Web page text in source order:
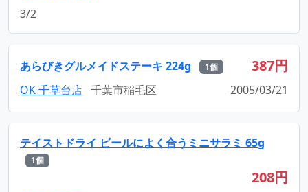
3/2
あらびきグルメイドステーキ 224g 1個 387円
OK 千草台店 千葉市稲毛区 2005/03/21
テイストドライ ビールによく合うミニサラミ 65g
1個
208円